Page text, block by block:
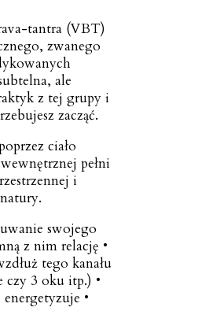
tantra (VBT)
zwanego
ale
z tej grupy i
zacząć.
ciało
pełni
i
swojego
z nim relację •
tego kanału
czy 3 oku itp.) •
•